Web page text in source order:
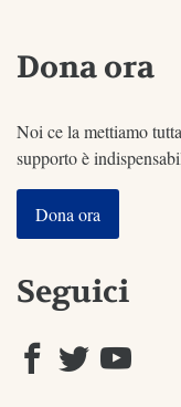
Dona ora
Noi ce la mettiamo
supporto è
Dona ora
Seguici